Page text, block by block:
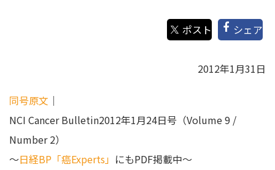
シェア
2012年1月31日
同号原文 ｜
NCI Cancer Bulletin2012年1月24日号（Volume 9 /
Number 2）
～日経BP「癌Experts」 にもPDF掲載中～